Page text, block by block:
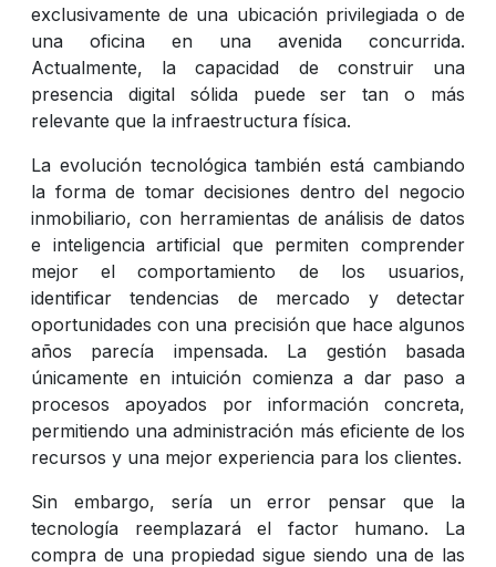
exclusivamente de una ubicación privilegiada o de
una oficina en una avenida concurrida.
Actualmente, la capacidad de construir una
presencia digital sólida puede ser tan o más
relevante que la infraestructura física.
La evolución tecnológica también está cambiando
la forma de tomar decisiones dentro del negocio
inmobiliario, con herramientas de análisis de datos
e inteligencia artificial que permiten comprender
mejor el comportamiento de los usuarios,
identificar tendencias de mercado y detectar
oportunidades con una precisión que hace algunos
años parecía impensada. La gestión basada
únicamente en intuición comienza a dar paso a
procesos apoyados por información concreta,
permitiendo una administración más eficiente de los
recursos y una mejor experiencia para los clientes.
Sin embargo, sería un error pensar que la
tecnología reemplazará el factor humano. La
compra de una propiedad sigue siendo una de las